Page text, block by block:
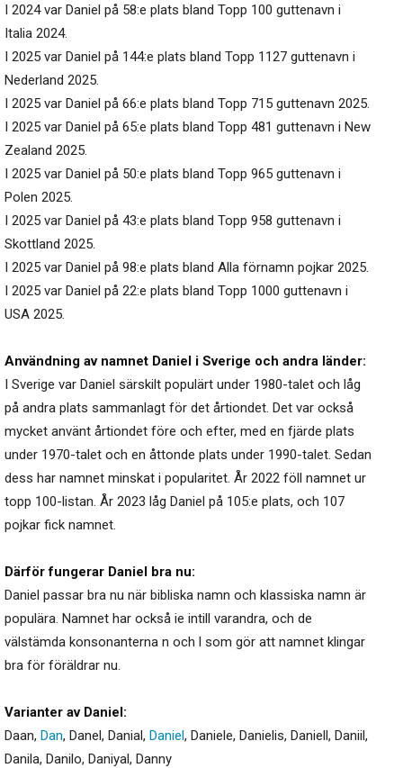
I 2024 var Daniel på 58:e plats bland Topp 100 guttenavn i
Italia 2024.
I 2025 var Daniel på 144:e plats bland Topp 1127 guttenavn i
Nederland 2025.
I 2025 var Daniel på 66:e plats bland Topp 715 guttenavn 2025.
I 2025 var Daniel på 65:e plats bland Topp 481 guttenavn i New
Zealand 2025.
I 2025 var Daniel på 50:e plats bland Topp 965 guttenavn i
Polen 2025.
I 2025 var Daniel på 43:e plats bland Topp 958 guttenavn i
Skottland 2025.
I 2025 var Daniel på 98:e plats bland Alla förnamn pojkar 2025.
I 2025 var Daniel på 22:e plats bland Topp 1000 guttenavn i
USA 2025.
Användning av namnet Daniel i Sverige och andra länder:
I Sverige var Daniel särskilt populärt under 1980-talet och låg
på andra plats sammanlagt för det årtiondet. Det var också
mycket använt årtiondet före och efter, med en fjärde plats
under 1970-talet och en åttonde plats under 1990-talet. Sedan
dess har namnet minskat i popularitet. År 2022 föll namnet ur
topp 100-listan. År 2023 låg Daniel på 105:e plats, och 107
pojkar fick namnet.
Därför fungerar Daniel bra nu:
Daniel passar bra nu när bibliska namn och klassiska namn är
populära. Namnet har också ie intill varandra, och de
välstämda konsonanterna n och l som gör att namnet klingar
bra för föräldrar nu.
Varianter av Daniel:
Daan, Dan, Danel, Danial, Daniel, Daniele, Danielis, Daniell, Daniil,
Danila, Danilo, Daniyal, Danny